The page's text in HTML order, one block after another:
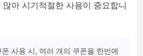
아 시기적절한 사용이 중요합니
사용 시, 여러 개의 쿠폰을 한번에